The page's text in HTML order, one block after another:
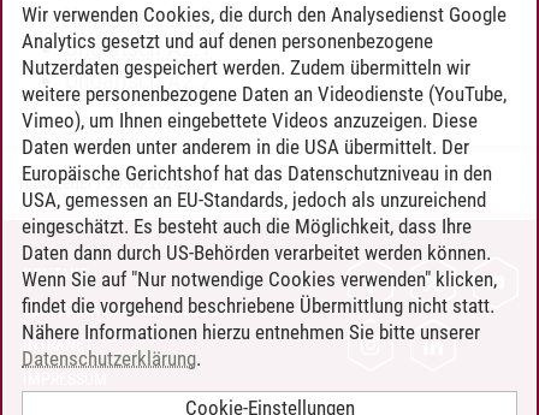
Ungarisch A1.3
Ungarisch A2.1
Ungarisch A2.2
Timo Leder/30.06.2024
KONTAKT
LEUPHANA ALS ARBEITGEBER
INTRANET
Wir verwenden Cookies, die durch den Analysedienst Google
Analytics gesetzt und auf denen personenbezogene
Nutzerdaten gespeichert werden. Zudem übermitteln wir
weitere personenbezogene Daten an Videodienste (YouTube,
Vimeo), um Ihnen eingebettete Videos anzuzeigen. Diese
Daten werden unter anderem in die USA übermittelt. Der
Europäische Gerichtshof hat das Datenschutzniveau in den
USA, gemessen an EU-Standards, jedoch als unzureichend
eingeschätzt. Es besteht auch die Möglichkeit, dass Ihre
Daten dann durch US-Behörden verarbeitet werden können.
Wenn Sie auf "Nur notwendige Cookies verwenden" klicken,
findet die vorgehend beschriebene Übermittlung nicht statt.
Nähere Informationen hierzu entnehmen Sie bitte unserer
Datenschutzerklärung.
Cookie-Einstellungen